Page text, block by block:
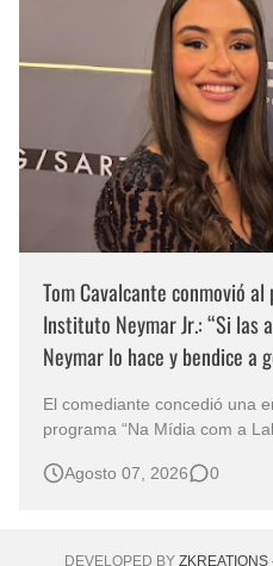
Tom Cavalcante conmovió
Instituto Neymar Jr.: “Si las
Neymar lo hace y bendice a
El comediante concedió una
programa “Na Mídia com a
eventos benéficos más importantes de
Agosto 07, 2026 0
DEVELOPED BY ZKREATIONS